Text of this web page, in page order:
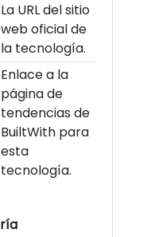
La URL del sitio
web oficial de
la tecnología.
Enlace a la
página de
tendencias de
BuiltWith para
esta
tecnología.